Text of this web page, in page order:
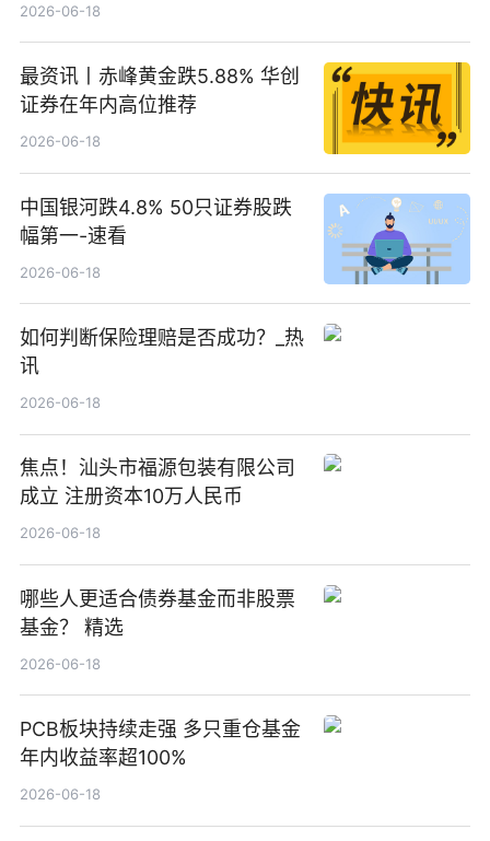
2026-06-18
最资讯丨赤峰黄金跌5.88% 华创
证券在年内高位推荐
2026-06-18
中国银河跌4.8% 50只证券股跌
幅第一-速看
2026-06-18
如何判断保险理赔是否成功？_热
讯
2026-06-18
焦点！汕头市福源包装有限公司
成立 注册资本10万人民币
2026-06-18
哪些人更适合债券基金而非股票
基金？ 精选
2026-06-18
PCB板块持续走强 多只重仓基金
年内收益率超100%
2026-06-18